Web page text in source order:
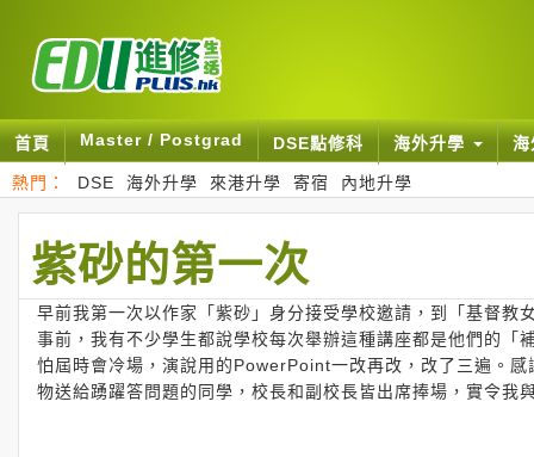
首頁 Master / Postgrad DSE點修科 海外升學
熱門： DSE 海外升學 來港升學 寄宿 內地升學
紫砂的第一次
早前我第一次以作家「紫砂」身分接受學校邀請，到「基督
事前，我有不少學生都說學校每次舉辦這種講座都是他們的
怕屆時會冷場，演說用的PowerPoint一改再改，改了三遍。
物送給踴躍答問題的同學，校長和副校長皆出席捧場，實令我